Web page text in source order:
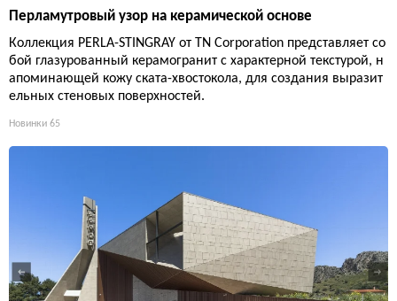
Перламутровый узор на керамической основе
Коллекция PERLA-STINGRAY от TN Corporation представляет со
бой глазурованный керамогранит с характерной текстурой, н
апоминающей кожу ската-хвостокола, для создания выразит
ельных стеновых поверхностей.
Новинки 65